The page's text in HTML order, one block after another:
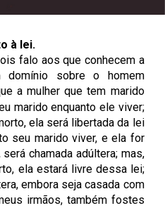
à lei.
falo aos que conhecem a
sobre o homem
a mulher que tem marido
marido enquanto ele viver;
ela será libertada da lei
seu marido viver, e ela for
chamada adúltera; mas,
ela estará livre dessa lei;
embora seja casada com
irmãos, também fostes